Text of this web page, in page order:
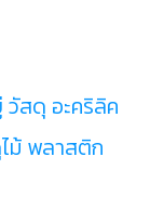
สดุ อะคริลิค
ม้ พลาสติก